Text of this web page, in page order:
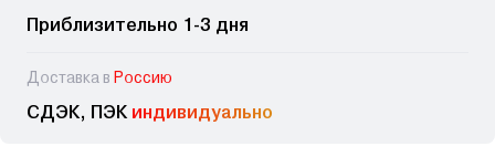
Приблизительно 1-3 дня
Доставка в Россию
СДЭК, ПЭК индивидуально